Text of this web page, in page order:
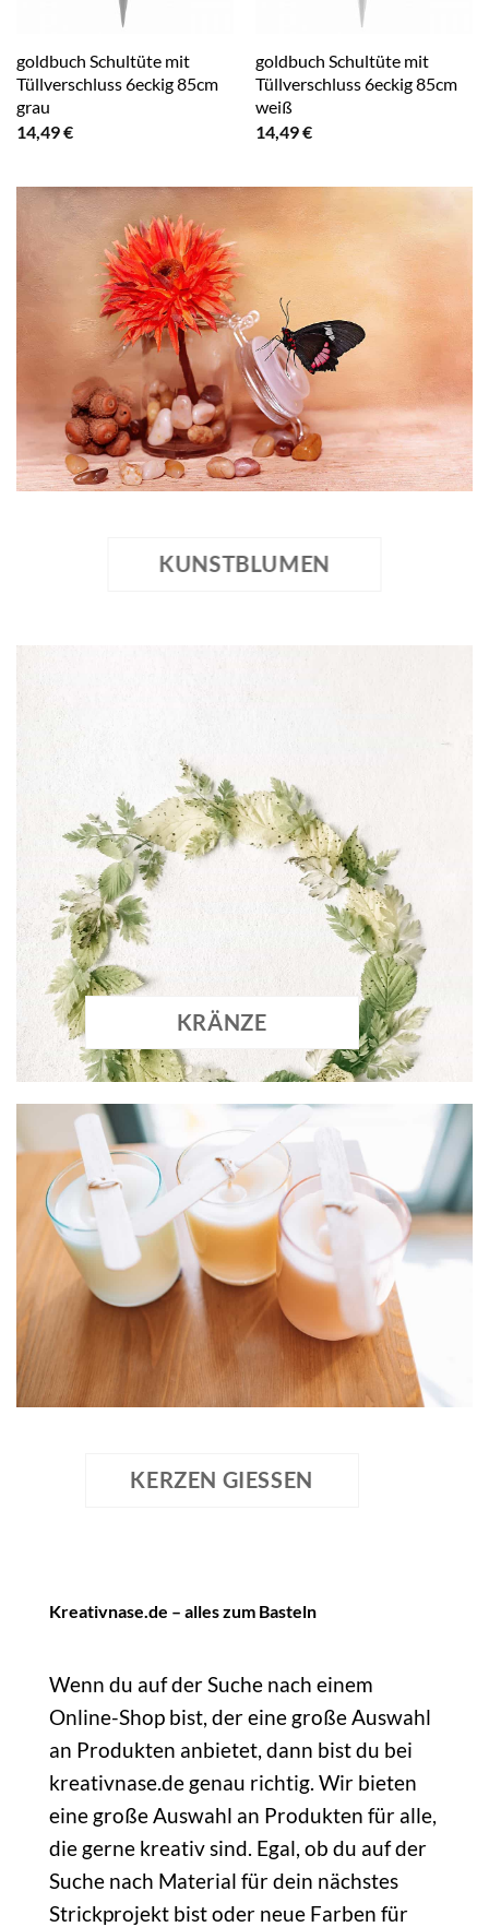
goldbuch Schultüte mit
Tüllverschluss 6eckig 85cm
grau
14,49€
goldbuch Schultüte mit
Tüllverschluss 6eckig 85cm
weiß
14,49€
KUNSTBLUMEN
KRÄNZE
KERZEN GIESSEN
Kreativnase.de – alles zum Basteln
Wenn du auf der Suche nach einem
Online-Shop bist, der eine große Auswahl
an Produkten anbietet, dann bist du bei
kreativnase.de genau richtig. Wir bieten
eine große Auswahl an Produkten für alle,
die gerne kreativ sind. Egal, ob du auf der
Suche nach Material für dein nächstes
Strickprojekt bist oder neue Farben für